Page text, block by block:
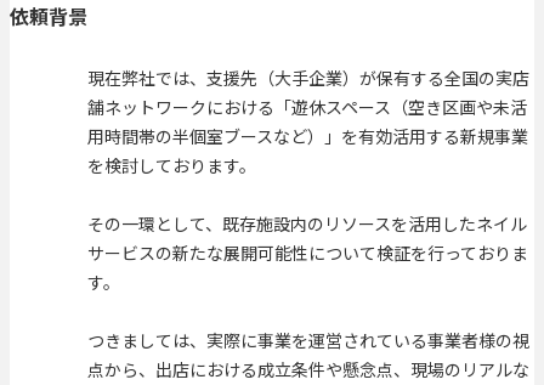
依頼背景
現在弊社では、支援先（大手企業）が保有する全国の実店
舗ネットワークにおける「遊休スペース（空き区画や未活
用時間帯の半個室ブースなど）」を有効活用する新規事業
を検討しております。
その一環として、既存施設内のリソースを活用したネイル
サービスの新たな展開可能性について検証を行っておりま
す。
つきましては、実際に事業を運営されている事業者様の視
点から、出店における成立条件や懸念点、現場のリアルな